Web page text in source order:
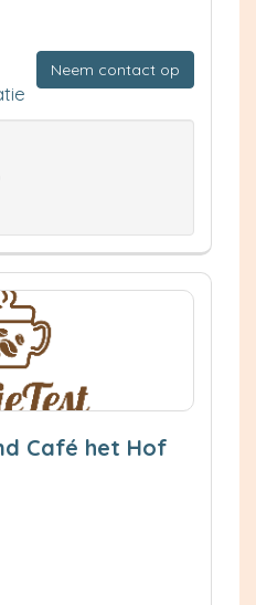
Neem contact op
Café het Hof